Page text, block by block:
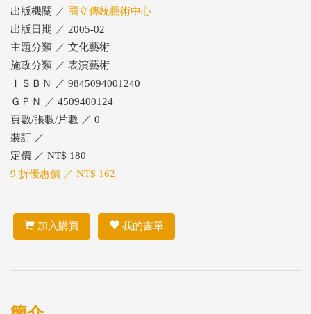
出版機關 ／ 國立傳統藝術中心
出版日期 ／ 2005-02
主題分類 ／ 文化藝術
施政分類 ／ 表演藝術
ＩＳＢＮ ／ 9845094001240
ＧＰＮ ／ 4509400124
頁數/張數/片數 ／ 0
裝訂 ／
定價 ／ NT$ 180
9 折優惠價 ／ NT$ 162
加入購買 我的書單